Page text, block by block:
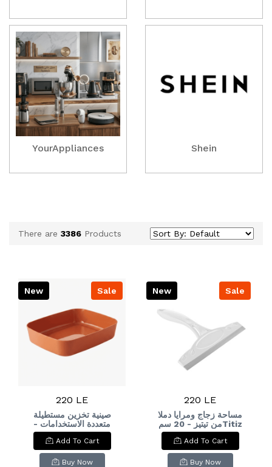
YourAppliances Shein
There are 3386 Products
Sale
New
220 LE
صينية تخزين مستطيلة
متعددة الاستخدامات -
برتقالي محروق):
Versatile Rectangular
Storage Tray - Burnt
Orange
Add To Cart
Buy Now
Sale
New
220 LE
مساحة زجاج ومرايا دملا
من تيتيز - 20 سمTitiz
Damla Glass and
Mirror Squeegee - 2
Add To Cart
Buy Now